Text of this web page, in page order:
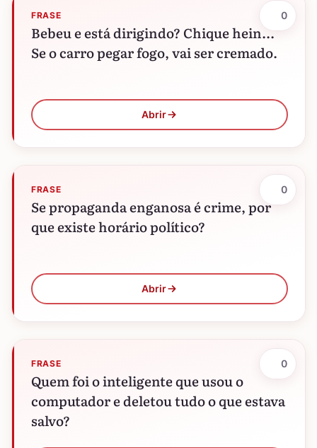
FRASE
Bebeu e está dirigindo? Chique hein...
Se o carro pegar fogo, vai ser cremado.
Abrir
0
FRASE
Se propaganda enganosa é crime, por
que existe horário político?
Abrir
0
FRASE
Quem foi o inteligente que usou o
computador e deletou tudo o que estava
salvo?
0